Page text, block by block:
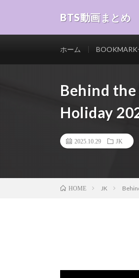
BTS動画まとめ
ホーム BOOKMARK
Behind
Holiday
2025.10.29 JK
HOME JK